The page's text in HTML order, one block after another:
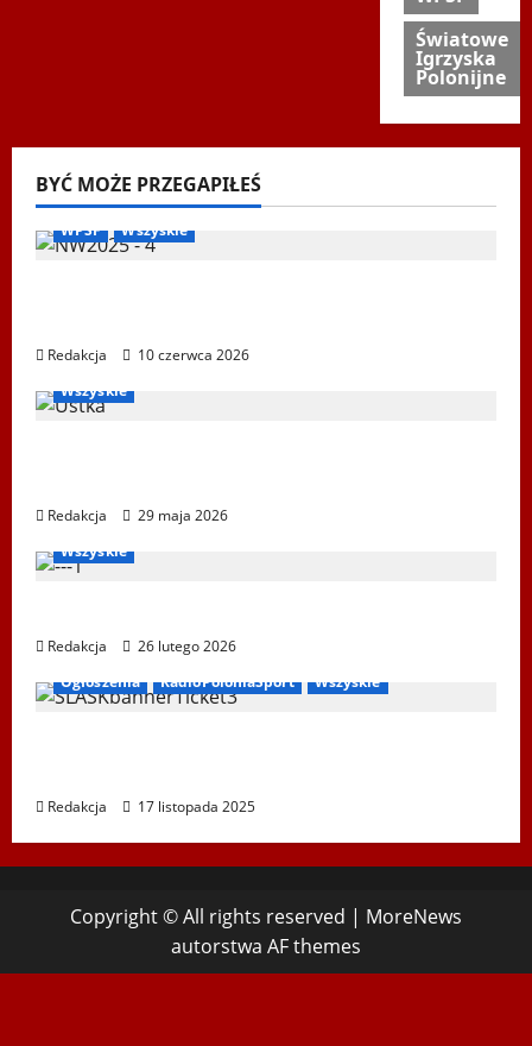
Światowe
Igrzyska
Polonijne
BYĆ MOŻE PRZEGAPIŁEŚ
Biegi i rekreacja Inne Nordic Walking
WPSF
Wszyskie
Redakcja 10 czerwca 2026
Igrzyska Letnie Ogłoszenia
Wszyskie
Redakcja 29 maja 2026
Bieg Tropem Wilczym
Wszyskie
Redakcja
26 lutego 2026
Ogłoszenia
RadioPoloniaSport Wszyskie
Redakcja 17 listopada 2025
Copyright © All rights reserved | MoreNews
autorstwa AF themes